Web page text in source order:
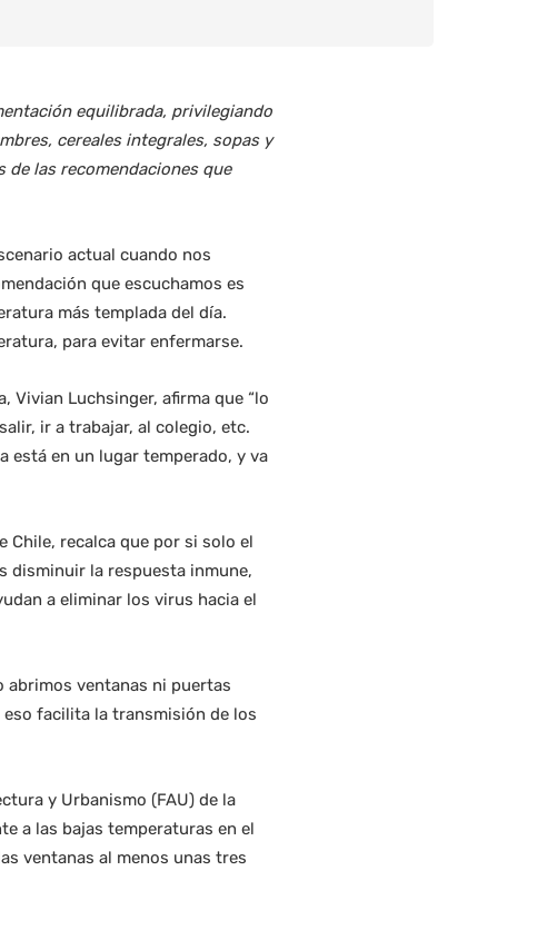
equilibrada, privilegiando
cereales integrales, sopas y
las recomendaciones que
actual cuando nos
que escuchamos es
más templada del día.
para evitar enfermarse.
Vivian Luchsinger, afirma que “lo
ir a trabajar, al colegio, etc.
está en un lugar temperado, y va
Chile, recalca que por si solo el
disminuir la respuesta inmune,
a eliminar los virus hacia el
abrimos ventanas ni puertas
facilita la transmisión de los
y Urbanismo (FAU) de la
a las bajas temperaturas en el
ventanas al menos unas tres